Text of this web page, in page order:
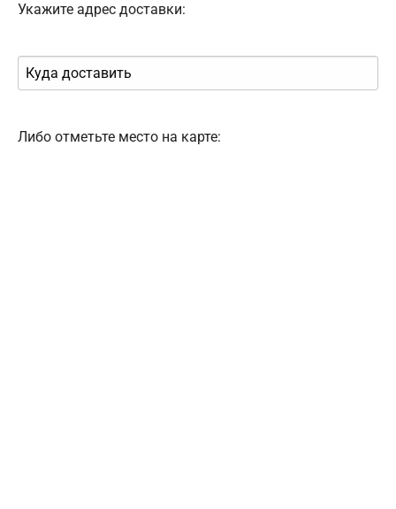
Укажите адрес доставки:
Либо отметьте место на карте: